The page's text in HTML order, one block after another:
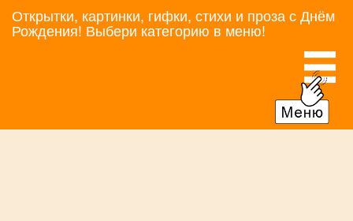
Открытки, картинки, гифки, стихи и проза с Днём
Рождения! Выбери категорию в меню!